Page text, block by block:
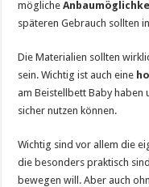
mögliche
späteren Gebrauch sollten
Die Materialien sollten
sein. Wichtig ist auch eine
am Beistellbett Baby haben
sicher nutzen können.
Wichtig sind vor allem die
die besonders praktisch
bewegen will. Aber auch